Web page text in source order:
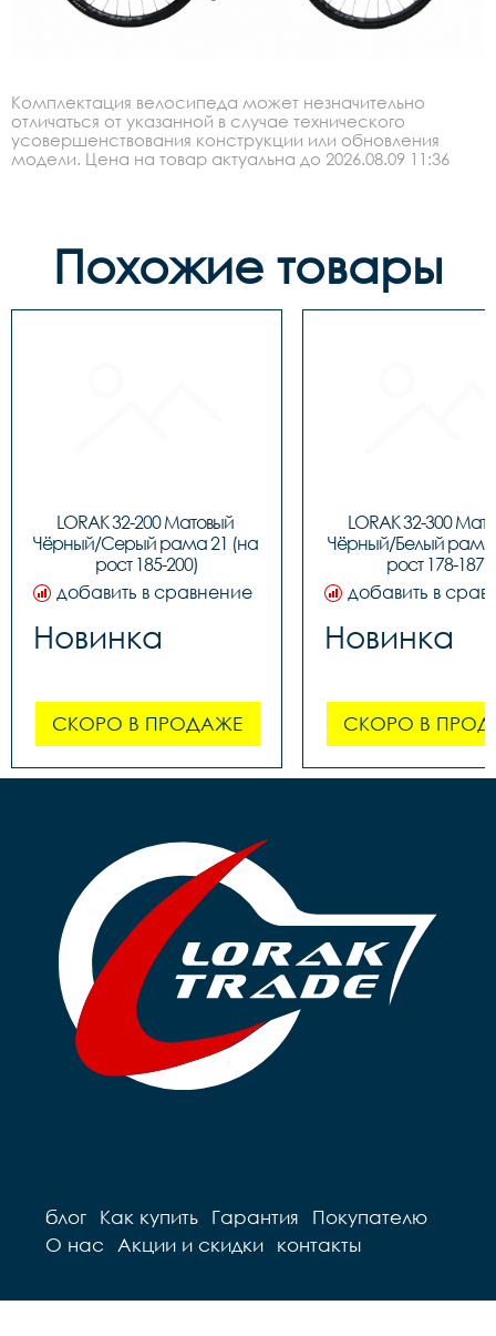
Комплектация велосипеда может незначительно
отличаться от указанной в случае технического
усовершенствования конструкции или обновления
модели. Цена на товар актуальна до 2026.08.09 11:36
Похожие товары
LORAK 32-200 Матовый
Чёрный/Серый рама 21 (на
рост 185-200)
добавить в сравнение
Новинка
СКОРО В ПРОДАЖЕ
LORAK 32-300
Чёрный/Белый рама
рост 178-187)
добавить в
Новинка
СКОРО В
блог Как купить Гарантия
Покупателю
О нас
Акции и скидки контакты